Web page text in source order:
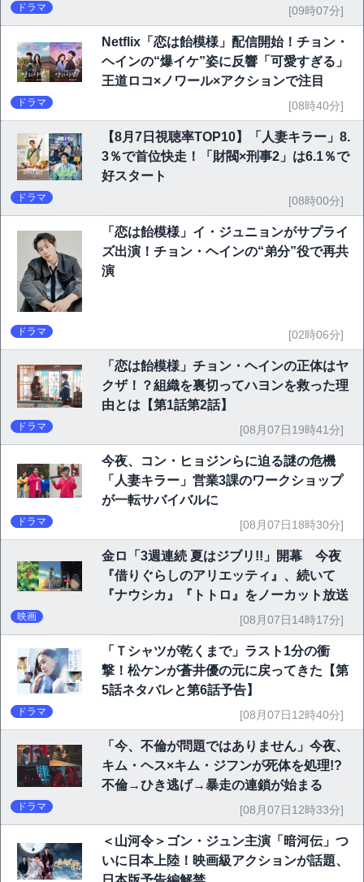
ドラマ [09時07分]
Netflix「恋は飴模様」配信開始！チョン・
ヘインの“爆イケ”姿に反響「可愛すぎる」
王道ロコ×ノワール×アクションで注目
ドラマ [08時40分]
【8月7日視聴率TOP10】「人妻キラー」8.
3％で首位快走！「財閥×刑事2」は6.1％で
好スタート
ドラマ [08時00分]
「恋は飴模様」イ・ジュニョンがサプライ
ズ出演！チョン・ヘインの“弟分”役で再共
演
ドラマ [02時06分]
「恋は飴模様」チョン・ヘインの正体はヤ
クザ！？組織を裏切ってハヨンを救った理
由とは【第1話第2話】
ドラマ [08月07日19時41分]
今夜、コン・ヒョジンらに迫る謎の危機
「人妻キラー」営業3課のワークショップ
が一転サバイバルに
ドラマ [08月07日18時30分]
金ロ「3週連続 夏はジブリ!!」開幕 今夜
『借りぐらしのアリエッティ』、続いて
『ナウシカ』『トトロ』をノーカット放送
映画 [08月07日14時17分]
「Ｔシャツが乾くまで」ラスト1分の衝
撃！松ケンが蒼井優の元に戻ってきた【第
5話ネタバレと第6話予告】
ドラマ [08月07日12時40分]
「今、不倫が問題ではありません」今夜、
キム・ヘス×キム・ジフンが死体を処理!?
不倫→ひき逃げ→暴走の連鎖が始まる
ドラマ [08月07日12時33分]
＜山河令＞ゴン・ジュン主演「暗河伝」つ
いに日本上陸！映画級アクションが話題、